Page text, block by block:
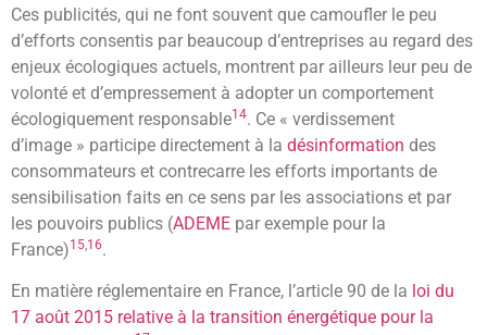
Ces publicités, qui ne font souvent que camoufler le peu
d’efforts consentis par beaucoup d’entreprises au regard des
enjeux écologiques actuels, montrent par ailleurs leur peu de
volonté et d’empressement à adopter un comportement
écologiquement responsable14. Ce « verdissement
d’image » participe directement à la désinformation des
consommateurs et contrecarre les efforts importants de
sensibilisation faits en ce sens par les associations et par
les pouvoirs publics (ADEME par exemple pour la
France)15 16.
En matière réglementaire en France, l’article 90 de la loi du
17 août 2015 relative à la transition énergétique pour la